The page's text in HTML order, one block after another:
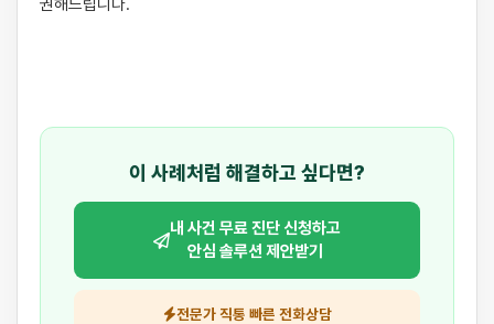
권해드립니다.
이 사례처럼 해결하고 싶다면?
내 사건 무료 진단 신청하고
안심 솔루션 제안받기
전문가 직통 빠른 전화상담